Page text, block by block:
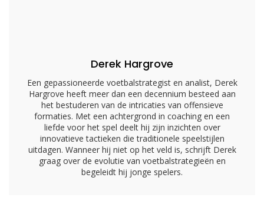
Derek Hargrove
Een gepassioneerde voetbalstrategist en analist, Derek
Hargrove heeft meer dan een decennium besteed aan
het bestuderen van de intricaties van offensieve
formaties. Met een achtergrond in coaching en een
liefde voor het spel deelt hij zijn inzichten over
innovatieve tactieken die traditionele speelstijlen
uitdagen. Wanneer hij niet op het veld is, schrijft Derek
graag over de evolutie van voetbalstrategieën en
begeleidt hij jonge spelers.